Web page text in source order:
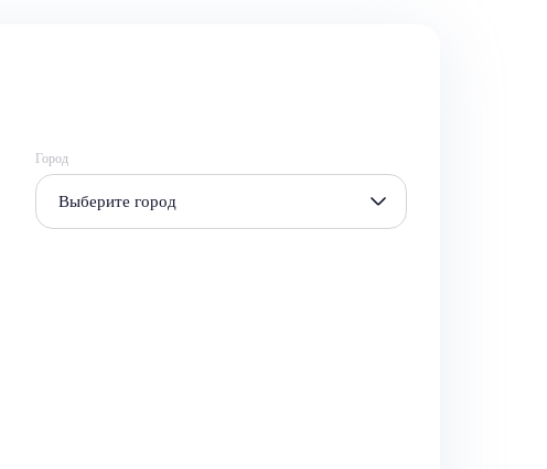
Город
Выберите город